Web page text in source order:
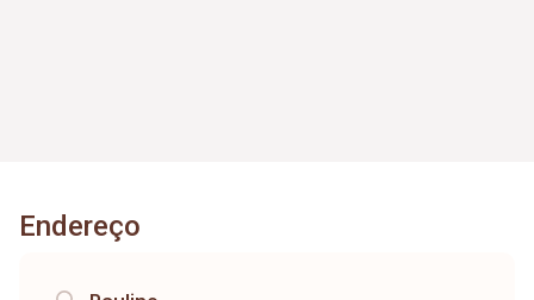
Endereço